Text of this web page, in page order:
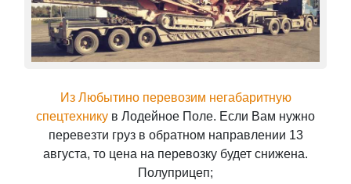
Из Любытино перевозим негабаритную
спецтехнику в Лодейное Поле. Если Вам нужно
перевезти груз в обратном направлении 13
августа, то цена на перевозку будет снижена.
Полуприцеп;